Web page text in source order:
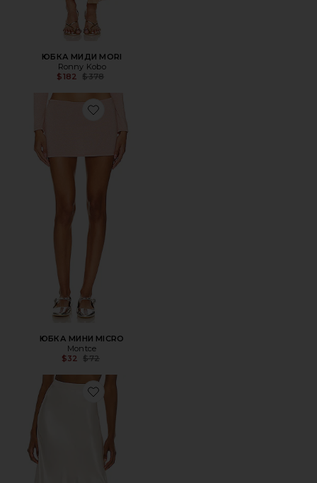
ЮБКА МИДИ MORI
Ronny Kobo
$182
Previous price:
$378
Favorite ЮБКА МИНИ MICRO
ЮБКА МИНИ MICRO
Montce
$32
Previous price:
$72
Favorite ЮБКА BERLIN